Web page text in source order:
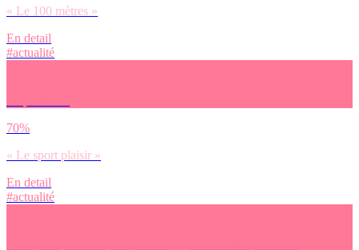
« Le 100 mètres »
En detail
#actualité
70%
« Le sport plaisir »
En detail
#actualité